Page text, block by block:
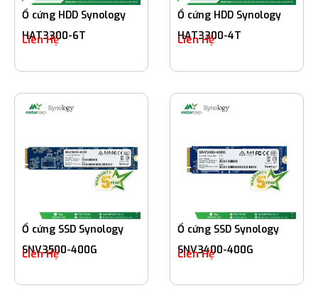
Ổ cứng HDD Synology
HAT3300-6T
Liên Hệ
Ổ cứng HDD Synology
HAT3300-4T
Liên Hệ
Ổ cứng SSD Synology
SNV3500-400G
Liên Hệ
Ổ cứng SSD Synology
SNV3400-400G
Liên Hệ